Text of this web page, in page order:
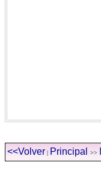
<<Volver | Principal >>